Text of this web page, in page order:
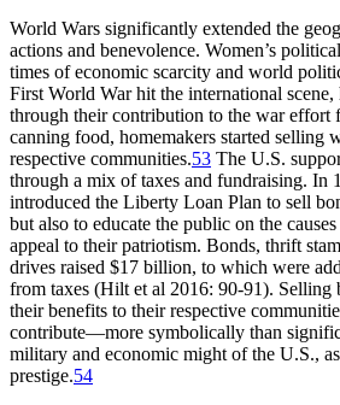
World Wars significantly extended the
actions and benevolence. Women’s
times of economic scarcity and world
First World War hit the international scene,
through their contribution to the war effort
canning food, homemakers started selling
respective communities.53 The U.S.
through a mix of taxes and fundraising. In
introduced the Liberty Loan Plan to sell
but also to educate the public on the
appeal to their patriotism. Bonds, thrift
drives raised $17 billion, to which were
from taxes (Hilt et al 2016: 90-91). Selling
their benefits to their respective
contribute—more symbolically than
military and economic might of the U.S.,
prestige.54